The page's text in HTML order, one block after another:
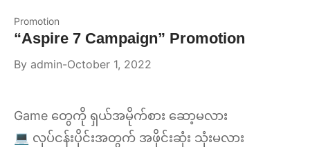
Promotion
“Aspire 7 Campaign” Promotion
By admin October 1, 2022
Game တွေကို ရှယ်အမိုက်စား ဆော့မလား
💻 လုပ်ငန်းပိုင်းအတွက် အဖိုင်းဆုံး သုံးမလား